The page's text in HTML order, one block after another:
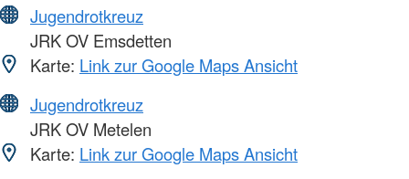
Jugendrotkreuz
JRK OV Emsdetten
Karte: Link zur Google Maps Ansicht
Jugendrotkreuz
JRK OV Metelen
Karte: Link zur Google Maps Ansicht